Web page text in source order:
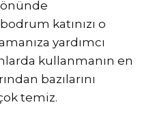
önünde
katınızı o
yardımcı
kullanmanın en
bazılarını
temiz.